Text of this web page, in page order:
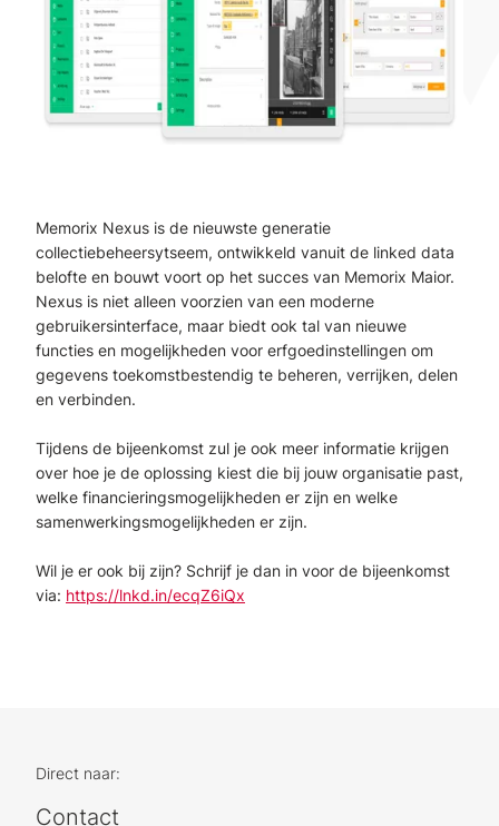
Memorix Nexus is de nieuwste generatie
collectiebeheersytseem, ontwikkeld vanuit de linked data
belofte en bouwt voort op het succes van Memorix Maior.
Nexus is niet alleen voorzien van een moderne
gebruikersinterface, maar biedt ook tal van nieuwe
functies en mogelijkheden voor erfgoedinstellingen om
gegevens toekomstbestendig te beheren, verrijken, delen
en verbinden.
Tijdens de bijeenkomst zul je ook meer informatie krijgen
over hoe je de oplossing kiest die bij jouw organisatie past,
welke financieringsmogelijkheden er zijn en welke
samenwerkingsmogelijkheden er zijn.
Wil je er ook bij zijn? Schrijf je dan in voor de bijeenkomst
via: https://lnkd.in/ecqZ6iQx
Direct naar:
Contact